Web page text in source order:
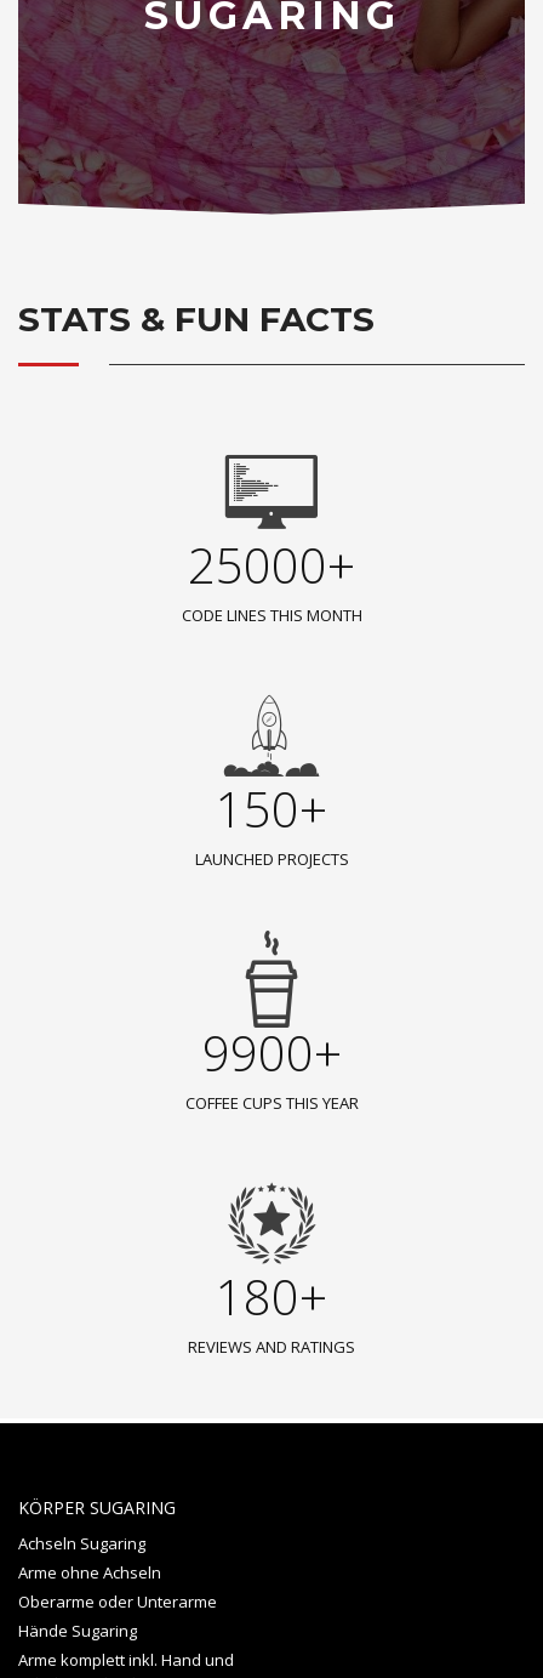
SUGARING
STATS & FUN FACTS
25000+
CODE LINES THIS MONTH
150+
LAUNCHED PROJECTS
9900+
COFFEE CUPS THIS YEAR
180+
REVIEWS AND RATINGS
KÖRPER SUGARING
Achseln Sugaring
Arme ohne Achseln
Oberarme oder Unterarme
Hände Sugaring
Arme komplett inkl. Hand und